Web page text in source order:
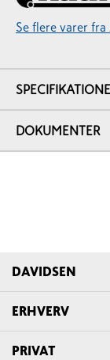
Se flere varer fra
DOKUMENTER
DAVIDSEN
ERHVERV
PRIVAT